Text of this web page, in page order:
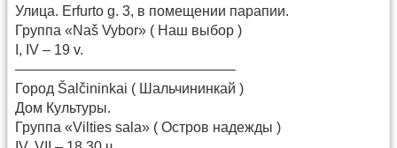
Улица. Erfurto g. 3, в помещении парапии.
Группа «Naš Vybor» ( Наш выбор )
I, IV – 19 v.
———————————————–
Город Šalčininkai ( Шальчининкай )
Дом Культуры.
Группа «Vilties sala» ( Остров надежды )